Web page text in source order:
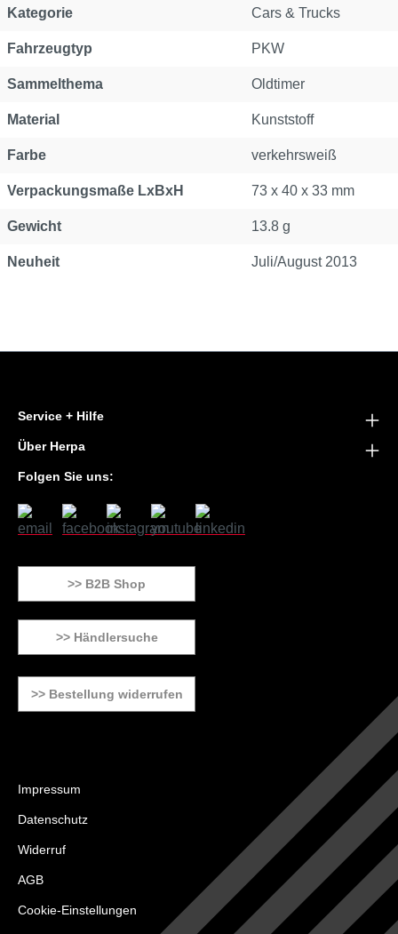
Kategorie Cars & Trucks
Fahrzeugtyp PKW
Sammelthema Oldtimer
Material Kunststoff
Farbe verkehrsweiß
Verpackungsmaße LxBxH 73 x 40 x 33 mm
Gewicht 13.8 g
Neuheit Juli/August 2013
Service + Hilfe
Über Herpa
Folgen Sie uns:
>> B2B Shop
>> Händlersuche
>> Bestellung widerrufen
Impressum
Datenschutz
Widerruf
AGB
Cookie-Einstellungen